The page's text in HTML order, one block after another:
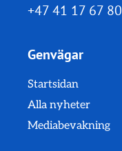
+47 41 17 67 80
Genvägar
Startsidan
Alla nyheter
Mediabevakning